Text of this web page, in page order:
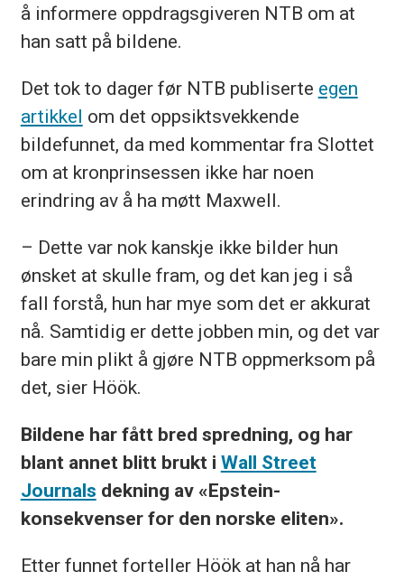
å informere oppdragsgiveren NTB om at
han satt på bildene.
Det tok to dager før NTB publiserte egen
artikkel om det oppsiktsvekkende
bildefunnet, da med kommentar fra Slottet
om at kronprinsessen ikke har noen
erindring av å ha møtt Maxwell.
– Dette var nok kanskje ikke bilder hun
ønsket at skulle fram, og det kan jeg i så
fall forstå, hun har mye som det er akkurat
nå. Samtidig er dette jobben min, og det var
bare min plikt å gjøre NTB oppmerksom på
det, sier Höök.
Bildene har fått bred spredning, og har
blant annet blitt brukt i Wall Street
Journals dekning av «Epstein-
konsekvenser for den norske eliten».
Etter funnet forteller Höök at han nå har